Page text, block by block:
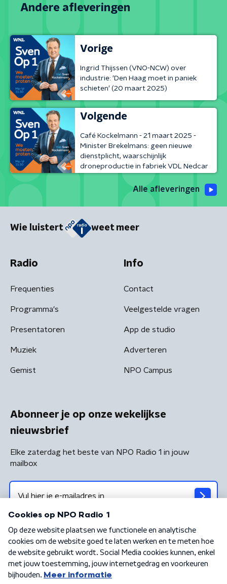
Andere afleveringen
Vorige
Ingrid Thijssen (VNO-NCW) over
industrie: 'Den Haag moet in paniek
schieten' (20 maart 2025)
Volgende
Café Kockelmann - 21 maart 2025 -
Minister Brekelmans: geen nieuwe
dienstplicht, waarschijnlijk
droneproductie in fabriek VDL Nedcar
Alle afleveringen
Wie luistert weet meer
Radio
Frequenties
Programma's
Presentatoren
Muziek
Gemist
Info
Contact
Veelgestelde vragen
App de studio
Adverteren
NPO Campus
Abonneer je op onze wekelijkse
nieuwsbrief
Elke zaterdag het beste van NPO Radio 1 in jouw
mailbox
Algemene voorwaarden